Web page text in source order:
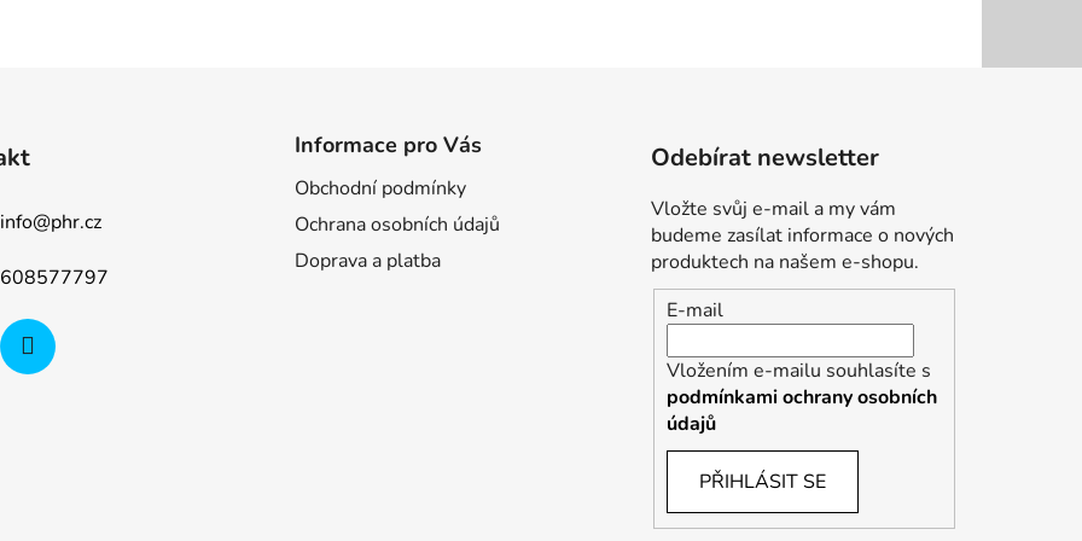
info@phr.cz
608577797
Informace pro Vás
Obchodní podmínky
Ochrana osobních údajů
Doprava a platba
Odebírat newsletter
Vložte svůj e-mail a my vám
budeme zasílat informace o nových
produktech na našem e-shopu.
E-mail
Vložením e-mailu souhlasíte s
podmínkami ochrany osobních
údajů
PŘIHLÁSIT SE